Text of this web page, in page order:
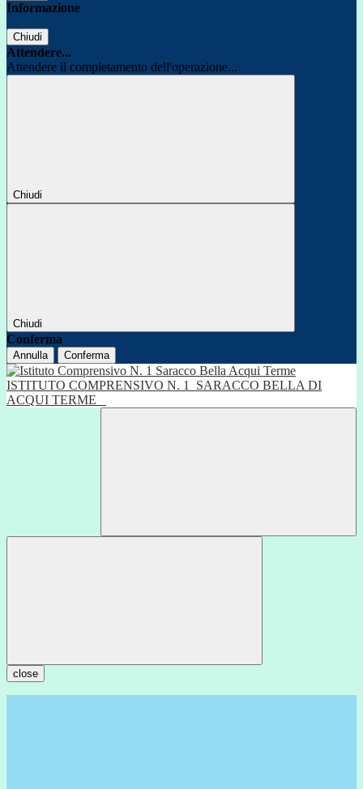
Informazione
Chiudi
Attendere...
Attendere il completamento dell'operazione...
Chiudi
Chiudi
Conferma
Annulla Conferma
ISTITUTO COMPRENSIVO N. 1
SARACCO BELLA DI
ACQUI TERME
close